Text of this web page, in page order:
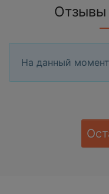
Отзывы
На данный